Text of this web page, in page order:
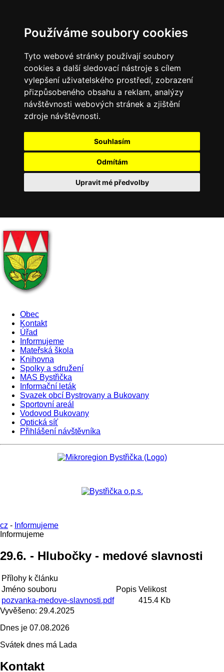
Používáme soubory cookies
Tyto webové stránky používají soubory
cookies a další sledovací nástroje s cílem
vylepšení uživatelského prostředí, zobrazení
přizpůsobeného obsahu a reklam, analýzy
návštěvnosti webových stránek a zjištění
zdroje návštěvnosti.
Souhlasím
Odmítám
Upravit mé předvolby
Obec
Kontakt
Úřad
Informujeme
Mateřská škola
Knihovna
Spolky a sdružení
MAS Bystřička
Informační leták
Svazek obcí Bystrovany a Bukovany
Sportovní areál
Vodovod Bukovany
Optická síť
Přihlášení návštěvníka
cz - Informujeme
Informujeme
29.6. - Hlubočky - medové slavnosti
Přílohy k článku
Jméno souboru
Popis Velikost
pozvanka-medove-slavnosti.pdf
415.4 Kb
Vyvěšeno: 29.4.2025
Dnes je 07.08.2026
Svátek dnes má Lada
Kontakt